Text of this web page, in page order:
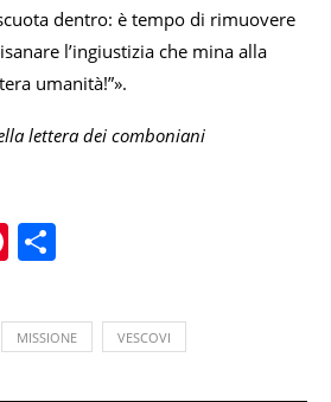
dentro: è tempo di rimuovere
l’ingiustizia che mina alla
umanità!”».
lettera dei comboniani
Pinterest
MISSIONE VESCOVI